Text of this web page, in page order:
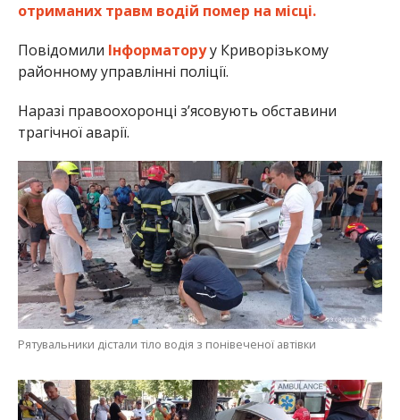
отриманих травм водій помер на місці.
Повідомили Інформаторуу Криворізькому
районному управлінні поліції.
Наразі правоохоронці з’ясовують обставини
трагічної аварії.
Рятувальники дістали тіло водія з понівеченої автівки